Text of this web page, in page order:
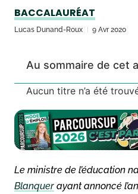
BACCALAURÉAT
Lucas Dunand-Roux 9 Avr 2020
Au sommaire de cet
Aucun titre n’a été
Le ministre de l’éducation
Blanquer ayant annoncé